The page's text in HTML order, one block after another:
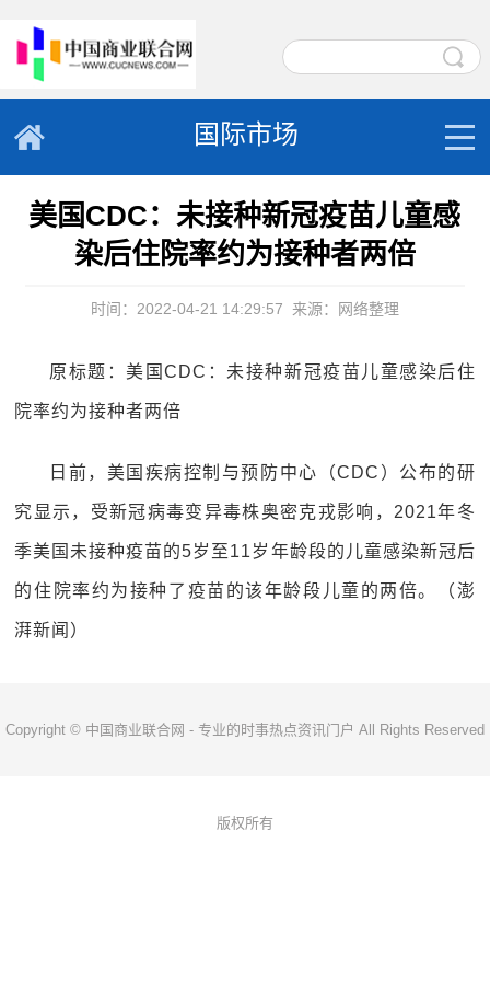
国际市场
美国CDC：未接种新冠疫苗儿童感
染后住院率约为接种者两倍
时间：2022-04-21 14:29:57 来源：网络整理
原标题：美国CDC：未接种新冠疫苗儿童感染后住
院率约为接种者两倍
日前，美国疾病控制与预防中心（CDC）公布的研
究显示，受新冠病毒变异毒株奥密克戎影响，2021年冬
季美国未接种疫苗的5岁至11岁年龄段的儿童感染新冠后
的住院率约为接种了疫苗的该年龄段儿童的两倍。（澎
湃新闻）
Copyright © 中国商业联合网 - 专业的时事热点资讯门户 All Rights Reserved
版权所有